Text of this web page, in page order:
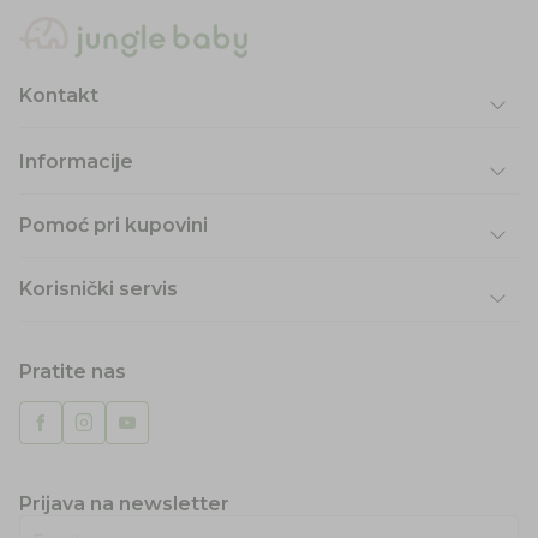
Kontakt
Informacije
Pomoć pri kupovini
Korisnički servis
Pratite nas
Prijava na newsletter